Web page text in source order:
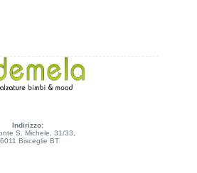
Indirizzo:
S. Michele, 31/33,
Bisceglie BT